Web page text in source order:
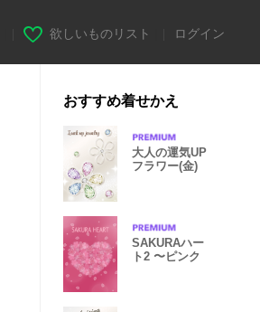
欲しいものリスト ログイン
おすすめ着せかえ
大人の運気UP
フラワー(金)
SAKURAハー
ト2 〜ピンク